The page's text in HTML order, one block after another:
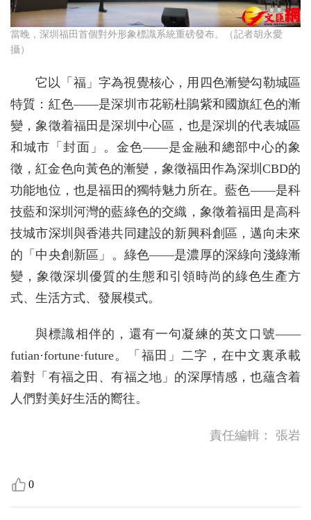
當晚，深圳福田首個對外形象標識系統重磅發布。（記者胡永愛
攝）
它以「福」字為視覺核心，用四色漸變勾勒城區
特質：紅色——是深圳市花簕杜鵑紫和國旗紅色的漸
變，象徵着福田是深圳中心區，也是深圳的代表城區
和城市「封面」。金色——是金融和總部中心的象
徵，紅金色向黃色的漸變，象徵福田作為深圳CBD的
功能地位，也是福田的獨特魅力所在。藍色——是科
技藍和深圳河灣的藍綠色的交織，象徵着福田是高科
技城市深圳與香港共同建設的新興科創區，邁向未來
的「中央創新區」。綠色——是濃厚的深綠向淺綠漸
變，象徵深圳優質的生態和引領時尚的綠色生產方
式、生活方式、發展模式。
與標識相伴的，還有一句凝練的英文口號——
futian·fortune·future。「福田」二字，在中文裏承載
着對「有福之田、有福之地」的深厚情感，也蘊含着
人們對美好生活的嚮往。
責任編輯： 張岩
0